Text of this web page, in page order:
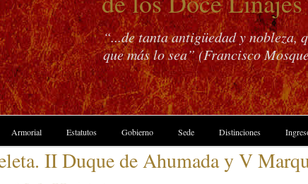
“...de tanta antigüedad y nobleza,
que más lo sea” (Francisco
Armorial Estatutos Gobierno Sede Distinciones
II Duque de Ahumada y V